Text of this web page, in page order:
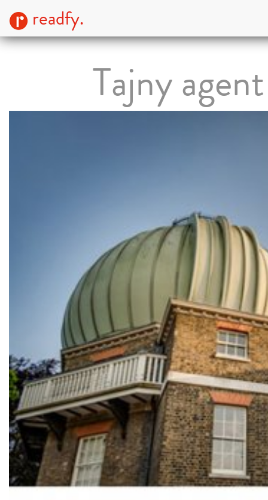
readfy.
Tajny agent